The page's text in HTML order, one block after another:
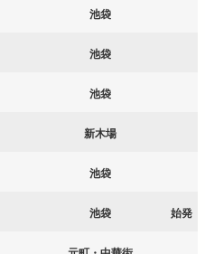
池袋
池袋
池袋
新木場
池袋
池袋 始発